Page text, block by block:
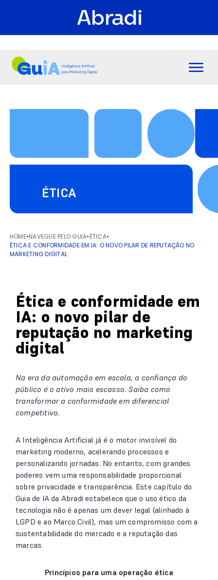
ÉTICA
HOME•NAVEGUE PELO GUIA•ÉTICA•
ÉTICA E CONFORMIDADE EM IA: O NOVO PILAR DE REPUTAÇÃO NO
MARKETING DIGITAL
Ética e conformidade em
IA: o novo pilar de
reputação no marketing
digital
Na era da automação em escala, a confiança do
público é o ativo mais escasso. Saiba como
transformar a conformidade em diferencial
competitivo.
A Inteligência Artificial já é o motor invisível do
marketing moderno, acelerando processos e
personalizando jornadas. No entanto, com grandes
poderes vem uma responsabilidade proporcional
sobre privacidade e transparência. Este capítulo do
Guia de IA da Abradi estabelece que o uso ético da
tecnologia não é apenas um dever legal (alinhado à
LGPD e ao Marco Civil), mas um compromisso com a
sustentabilidade do mercado e a reputação das
marcas.
Princípios para uma operação ética